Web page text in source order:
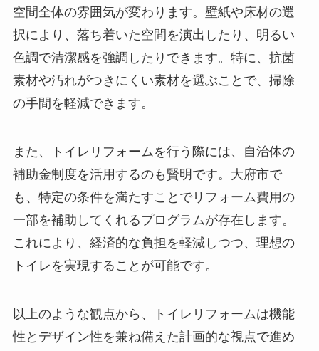
空間全体の雰囲気が変わります。壁紙や床材の選
択により、落ち着いた空間を演出したり、明るい
色調で清潔感を強調したりできます。特に、抗菌
素材や汚れがつきにくい素材を選ぶことで、掃除
の手間を軽減できます。
また、トイレリフォームを行う際には、自治体の
補助金制度を活用するのも賢明です。大府市で
も、特定の条件を満たすことでリフォーム費用の
一部を補助してくれるプログラムが存在します。
これにより、経済的な負担を軽減しつつ、理想の
トイレを実現することが可能です。
以上のような観点から、トイレリフォームは機能
性とデザイン性を兼ね備えた計画的な視点で進め